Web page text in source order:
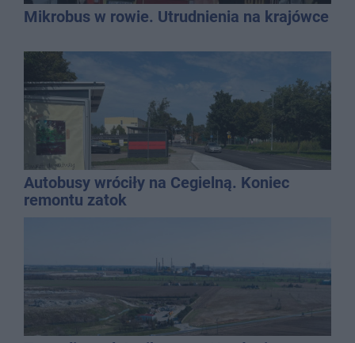
Mikrobus w rowie. Utrudnienia na krajówce
Autobusy wróciły na Cegielną. Koniec
remontu zatok